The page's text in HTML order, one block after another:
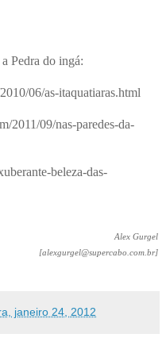
Pedra do ingá:
06/as-itaquatiaras.html
2011/09/nas-paredes-da-
beleza-das-
Alex Gurgel
[alexgurgel@supercabo.com.br]
janeiro 24, 2012